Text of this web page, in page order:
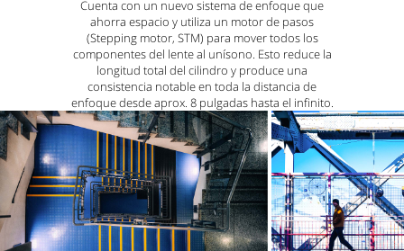
Cuenta con un nuevo sistema de enfoque que
ahorra espacio y utiliza un motor de pasos
(Stepping motor, STM) para mover todos los
componentes del lente al unísono. Esto reduce la
longitud total del cilindro y produce una
consistencia notable en toda la distancia de
enfoque desde aprox. 8 pulgadas hasta el infinito.